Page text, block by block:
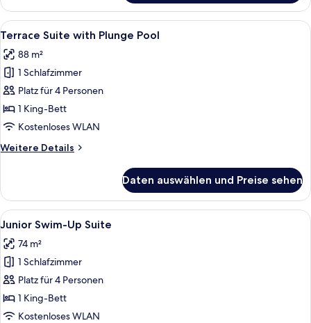
Suite
Garden
Or
View
Alle
Fotos
für
Terrace
Suite
with
Plunge
anzeigen
Ein ordentlich bezogenes Bett mit
6
Terrace Suite with Plunge Pool
88 m²
1 Schlafzimmer
Platz für 4 Personen
1 King-Bett
Kostenloses WLAN
Weitere Details
Weitere
Suite
with
Plunge
Daten auswählen und Preise sehen
Alle
Fotos
für
Junior
Swim-
Up
Suite
Ein modernes Hotel mit mehreren
6
Junior Swim-Up Suite
74 m²
1 Schlafzimmer
Platz für 4 Personen
1 King-Bett
Kostenloses WLAN